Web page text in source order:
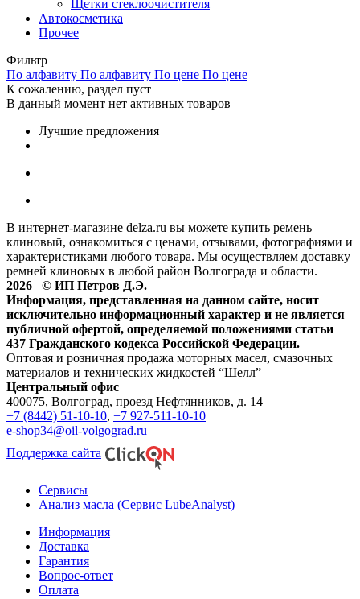
Щетки стеклоочистителя
Автокосметика
Прочее
Фильтр
По алфавиту По алфавиту По цене По цене
К сожалению, раздел пуст
В данный момент нет активных товаров
Лучшие предложения
В интернет-магазине delza.ru вы можете купить ремень
клиновый, ознакомиться с ценами, отзывами, фотографиями и
характеристиками любого товара. Мы осуществляем доставку
ремней клиновых в любой район Волгограда и области.
2026 © ИП Петров Д.Э.
Информация, представленная на данном сайте, носит
исключительно информационный характер и не является
публичной офертой, определяемой положениями статьи
437 Гражданского кодекса Российской Федерации.
Оптовая и розничная продажа моторных масел, смазочных
материалов и технических жидкостей “Шелл”
Центральный офис
400075, Волгоград, проезд Нефтянников, д. 14
+7 (8442) 51-10-10, +7 927-511-10-10
e-shop34@oil-volgograd.ru
Поддержка сайта
Сервисы
Анализ масла (Сервис LubeAnalyst)
Информация
Доставка
Гарантия
Вопрос-ответ
Оплата